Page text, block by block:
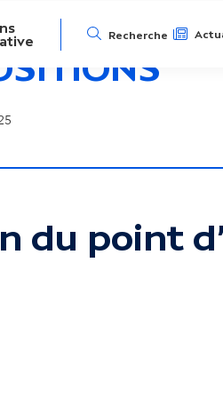
N
a
g
Recherche
du point